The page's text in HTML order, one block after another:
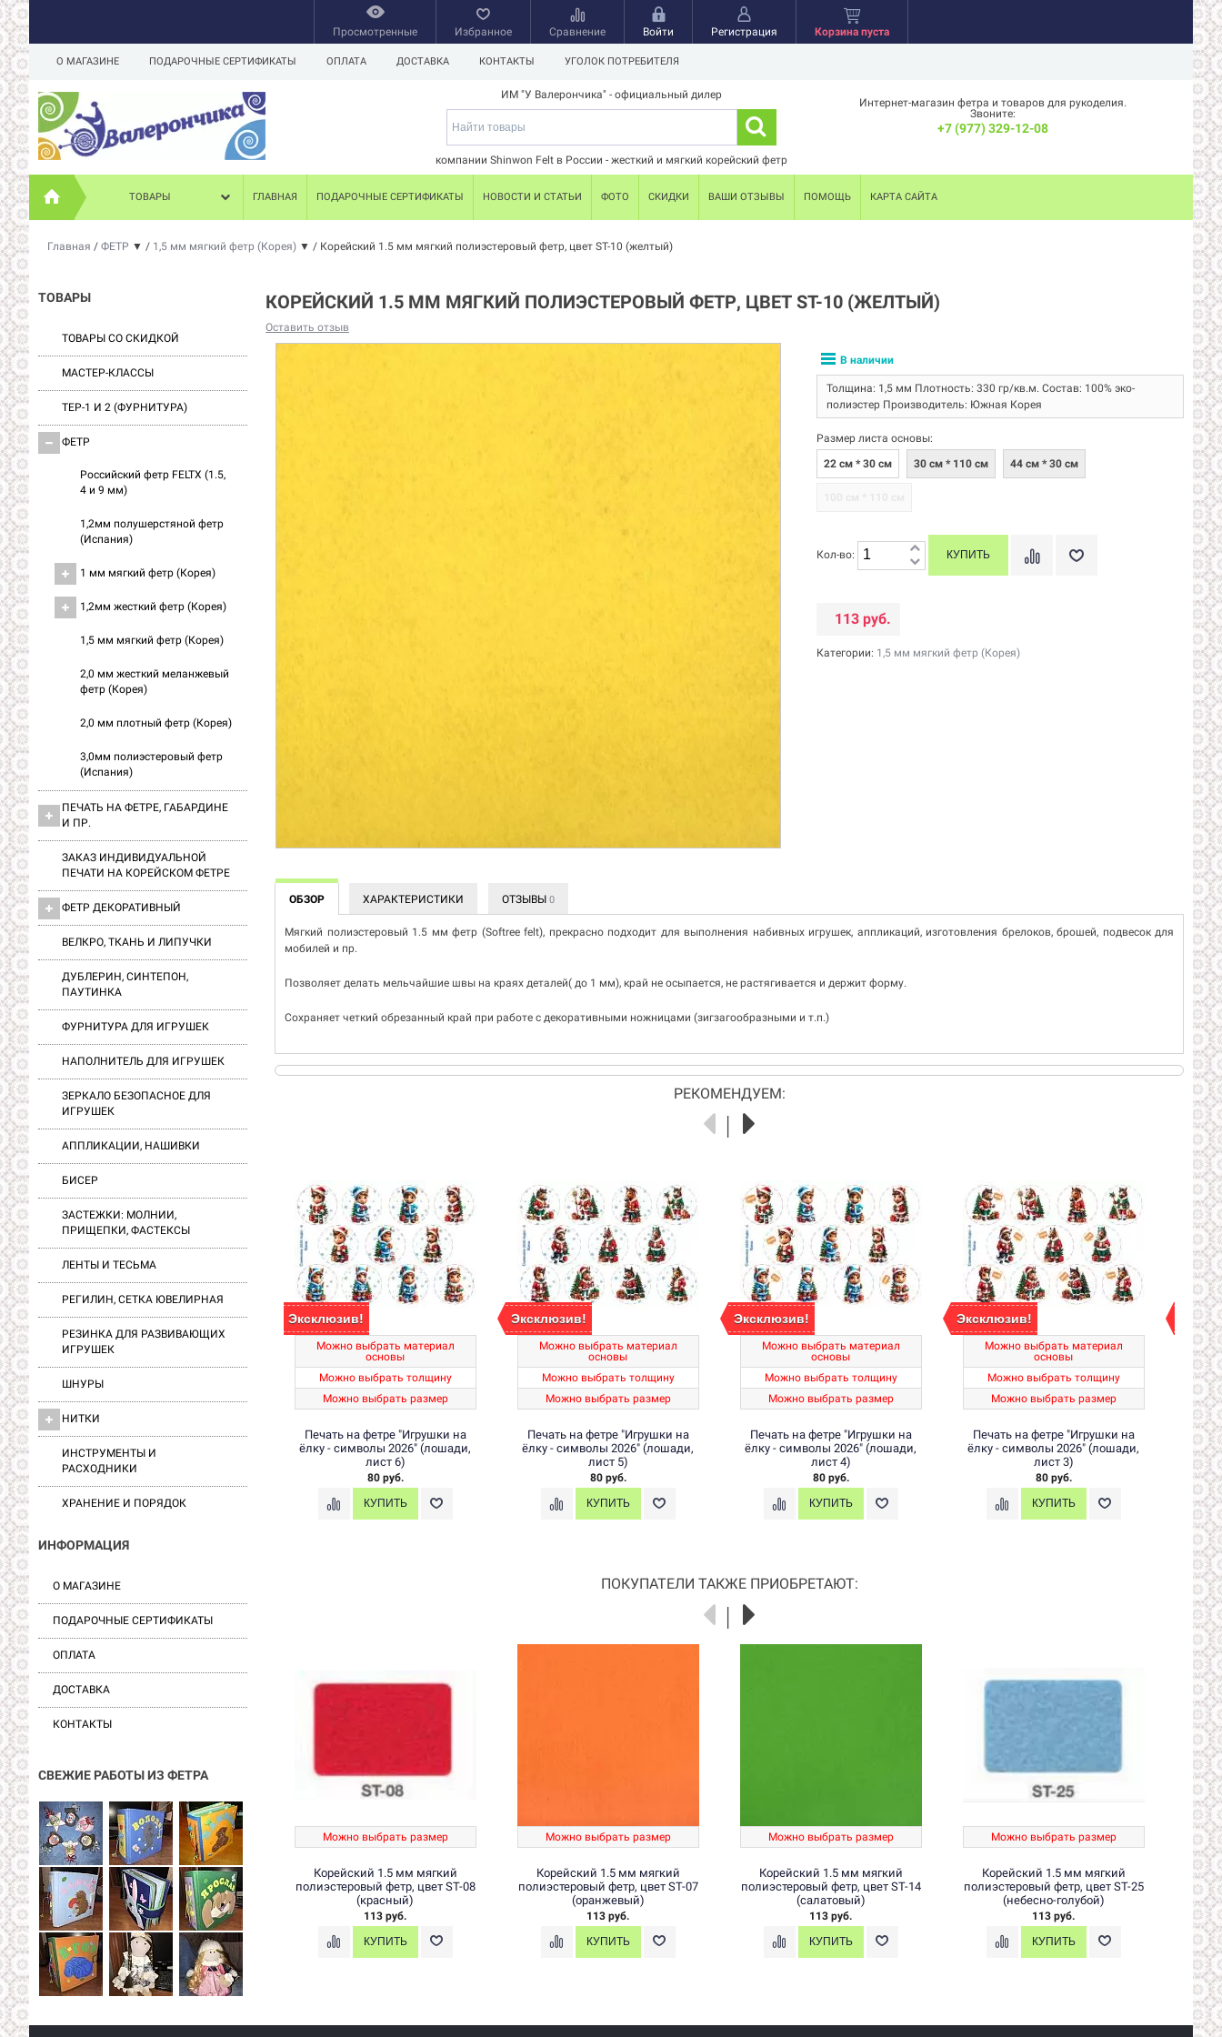
Просмотренные Избранное Сравнение Войти Регистрация Корзина пуста
О МАГАЗИНЕ ПОДАРОЧНЫЕ СЕРТИФИКАТЫ ОПЛАТА ДОСТАВКА КОНТАКТЫ УГОЛОК ПОТРЕБИТЕЛЯ
ИМ "У Валерончика" - официальный дилер
компании Shinwon Felt в России - жесткий и мягкий корейский фетр
Интернет-магазин фетра и товаров для рукоделия.
Звоните:
+7 (977) 329-12-08
ТОВАРЫ ГЛАВНАЯ ПОДАРОЧНЫЕ СЕРТИФИКАТЫ НОВОСТИ И СТАТЬИ ФОТО СКИДКИ ВАШИ ОТЗЫВЫ ПОМОЩЬ КАРТА САЙТА
Главная / ФЕТР ▼ / 1,5 мм мягкий фетр (Корея) ▼ / Корейский 1.5 мм мягкий полиэстеровый фетр, цвет ST-10 (желтый)
ТОВАРЫ
ТОВАРЫ СО СКИДКОЙ
МАСТЕР-КЛАССЫ
ТЕР-1 И 2 (ФУРНИТУРА)
ФЕТР
Российский фетр FELTX (1.5,
4 и 9 мм)
1,2мм полушерстяной фетр
(Испания)
1 мм мягкий фетр (Корея)
1,2мм жесткий фетр (Корея)
1,5 мм мягкий фетр (Корея)
2,0 мм жесткий меланжевый
фетр (Корея)
2,0 мм плотный фетр (Корея)
3,0мм полиэстеровый фетр
(Испания)
ПЕЧАТЬ НА ФЕТРЕ, ГАБАРДИНЕ
И ПР.
ЗАКАЗ ИНДИВИДУАЛЬНОЙ
ПЕЧАТИ НА КОРЕЙСКОМ ФЕТРЕ
ФЕТР ДЕКОРАТИВНЫЙ
ВЕЛКРО, ТКАНЬ И ЛИПУЧКИ
ДУБЛЕРИН, СИНТЕПОН,
ПАУТИНКА
ФУРНИТУРА ДЛЯ ИГРУШЕК
НАПОЛНИТЕЛЬ ДЛЯ ИГРУШЕК
ЗЕРКАЛО БЕЗОПАСНОЕ ДЛЯ
ИГРУШЕК
АППЛИКАЦИИ, НАШИВКИ
БИСЕР
ЗАСТЕЖКИ: МОЛНИИ,
ПРИЩЕПКИ, ФАСТЕКСЫ
ЛЕНТЫ И ТЕСЬМА
РЕГИЛИН, СЕТКА ЮВЕЛИРНАЯ
РЕЗИНКА ДЛЯ РАЗВИВАЮЩИХ
ИГРУШЕК
ШНУРЫ
НИТКИ
ИНСТРУМЕНТЫ И
РАСХОДНИКИ
ХРАНЕНИЕ И ПОРЯДОК
ИНФОРМАЦИЯ
О МАГАЗИНЕ
ПОДАРОЧНЫЕ СЕРТИФИКАТЫ
ОПЛАТА
ДОСТАВКА
КОНТАКТЫ
СВЕЖИЕ РАБОТЫ ИЗ ФЕТРА
КОРЕЙСКИЙ 1.5 ММ МЯГКИЙ ПОЛИЭСТЕРОВЫЙ ФЕТР, ЦВЕТ ST-10 (ЖЕЛТЫЙ)
Оставить отзыв
В наличии
Толщина: 1,5 мм Плотность: 330 гр/кв.м. Состав: 100% эко-
полиэстер Производитель: Южная Корея
Размер листа основы:
22 см * 30 см
30 см * 110 см 44 см * 30 см
Кол-во:
113 руб.
Категории: 1,5 мм мягкий фетр (Корея)
ОБЗОР ХАРАКТЕРИСТИКИ ОТЗЫВЫ 0
Мягкий полиэстеровый 1.5 мм фетр (Softree felt), прекрасно подходит для выполнения набивных игрушек, аппликаций, изготовления брелоков, брошей, подвесок для
мобилей и пр.
Позволяет делать мельчайшие швы на краях деталей( до 1 мм), край не осыпается, не растягивается и держит форму.
Сохраняет четкий обрезанный край при работе с декоративными ножницами (зигзагообразными и т.п.)
РЕКОМЕНДУЕМ:
Эксклюзив!
Можно выбрать материал
основы
Можно выбрать толщину
Можно выбрать размер
Печать на фетре "Игрушки на
ёлку - символы 2026" (лошади,
лист 6)
80 руб.
Эксклюзив!
Можно выбрать материал
основы
Можно выбрать толщину
Можно выбрать размер
Печать на фетре "Игрушки на
ёлку - символы 2026" (лошади,
лист 5)
80 руб.
Эксклюзив!
Можно выбрать материал
основы
Можно выбрать толщину
Можно выбрать размер
Печать на фетре "Игрушки на
ёлку - символы 2026" (лошади,
лист 4)
80 руб.
Эксклюзив!
Можно выбрать материал
основы
Можно выбрать толщину
Можно выбрать размер
Печать на фетре "Игрушки на
ёлку - символы 2026" (лошади,
лист 3)
80 руб.
ПОКУПАТЕЛИ ТАКЖЕ ПРИОБРЕТАЮТ:
Можно выбрать размер
Корейский 1.5 мм мягкий
полиэстеровый фетр, цвет ST-08
(красный)
113 руб.
Можно выбрать размер
Корейский 1.5 мм мягкий
полиэстеровый фетр, цвет ST-07
(оранжевый)
113 руб.
Можно выбрать размер
Корейский 1.5 мм мягкий
полиэстеровый фетр, цвет ST-14
(салатовый)
113 руб.
Можно выбрать размер
Корейский 1.5 мм мягкий
полиэстеровый фетр, цвет ST-25
(небесно-голубой)
113 руб.